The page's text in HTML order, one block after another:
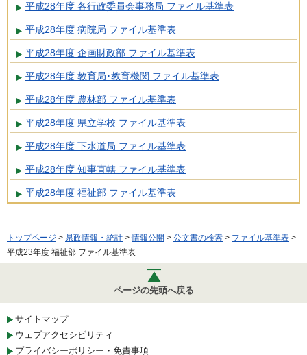
平成28年度 各行政委員会事務局 ファイル基準表
平成28年度 病院局 ファイル基準表
平成28年度 企画財政部 ファイル基準表
平成28年度 教育局･教育機関 ファイル基準表
平成28年度 農林部 ファイル基準表
平成28年度 県立学校 ファイル基準表
平成28年度 下水道局 ファイル基準表
平成28年度 知事直轄 ファイル基準表
平成28年度 福祉部 ファイル基準表
トップページ > 県政情報・統計 >情報公開 > 公文書の検索 > ファイル基準表 >
平成23年度 福祉部 ファイル基準表
ページの先頭へ戻る
サイトマップ
ウェブアクセシビリティ
プライバシーポリシー・免責事項